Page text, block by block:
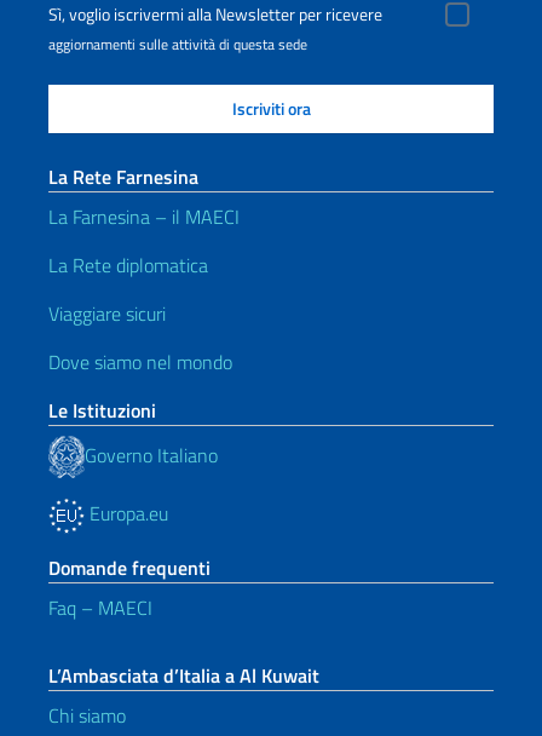
Sì, voglio iscrivermi alla Newsletter per ricevere
aggiornamenti sulle attività di questa sede
La Rete Farnesina
La Farnesina – il MAECI
La Rete diplomatica
Viaggiare sicuri
Dove siamo nel mondo
Le Istituzioni
Governo Italiano
Europa.eu
Domande frequenti
Faq – MAECI
L’Ambasciata d’Italia a Al Kuwait
Chi siamo